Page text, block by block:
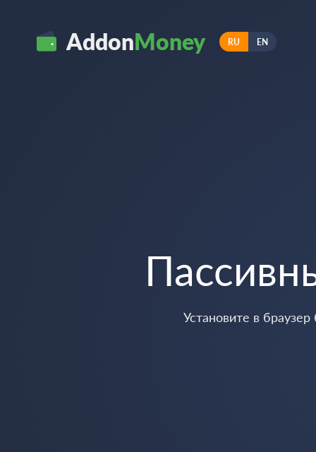
AddonMoney RU EN
Установите в